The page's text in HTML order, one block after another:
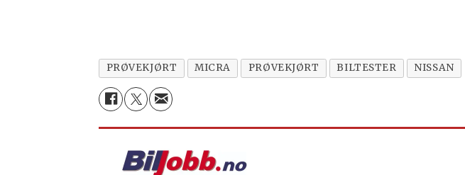
PRØVEKJØRT MICRA PRØVEKJØRT BILTESTER NISSAN